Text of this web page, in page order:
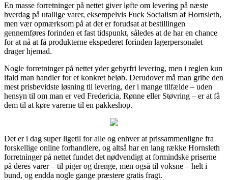
En masse forretninger på nettet giver løfte om levering på næste
hverdag på utallige varer, eksempelvis Fuck Socialism af Hornsleth,
men vær opmærksom på at det er forudsat at bestillingen
gennemføres forinden et fast tidspunkt, således at de har en chance
for at nå at få produkterne ekspederet forinden lagerpersonalet
drager hjemad.
Nogle forretninger på nettet yder gebyrfri levering, men i reglen kun
ifald man handler for et konkret beløb. Derudover må man gribe den
mest prisbevidste løsning til levering, der i mange tilfælde – uden
hensyn til om man er ved Fredericia, Rønne eller Støvring – er at få
dem til at køre varerne til en pakkeshop.
Det er i dag super ligetil for alle og enhver at prissammenligne fra
forskellige online forhandlere, og altså har en lang række Hornsleth
forretninger på nettet fundet det nødvendigt at formindske priserne
på deres varer – til piger og drenge, men også til voksne – helt i
bund, og endda nogle gange præstere gratis fragt.